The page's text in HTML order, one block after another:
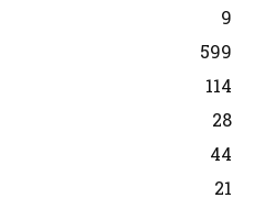
9
599
114
28
44
21